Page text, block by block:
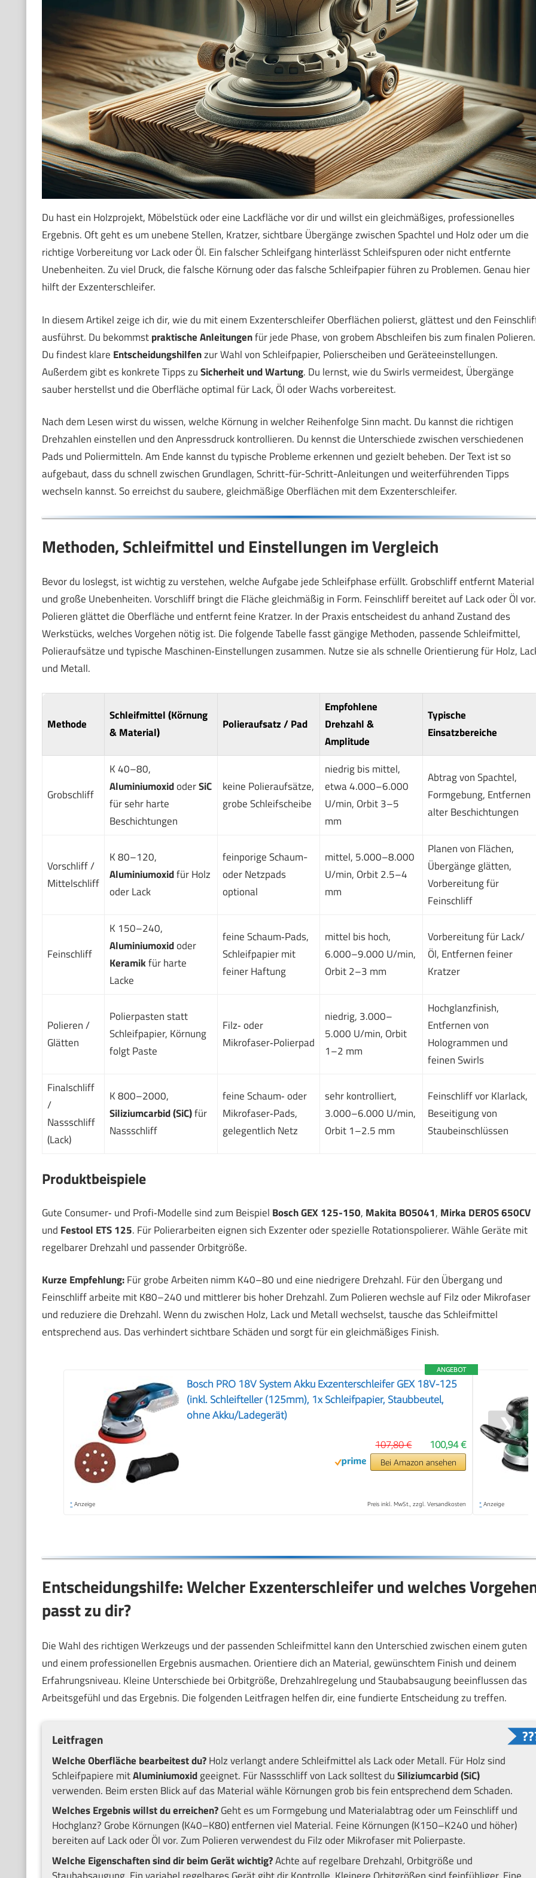
Du hast ein Holzprojekt, Möbelstück oder eine Lackfläche vor dir und willst ein gleichmäßiges, professionelles
Ergebnis. Oft geht es um unebene Stellen, Kratzer, sichtbare Übergänge zwischen Spachtel und Holz oder um die
richtige Vorbereitung vor Lack oder Öl. Ein falscher Schleifgang hinterlässt Schleifspuren oder nicht entfernte
Unebenheiten. Zu viel Druck, die falsche Körnung oder das falsche Schleifpapier führen zu Problemen. Genau hier
hilft der Exzenterschleifer.
In diesem Artikel zeige ich dir, wie du mit einem Exzenterschleifer Oberflächen polierst, glättest und den
ausführst. Du bekommstpraktische Anleitungenfür jede Phase, von grobem Abschleifen bis zum finalen Polieren.
Du findest klare Entscheidungshilfenzur Wahl von Schleifpapier, Polierscheiben und Geräteeinstellungen.
Außerdem gibt es konkrete Tipps zuSicherheit und Wartung. Du lernst, wie du Swirls vermeidest, Übergänge
sauber herstellst und die Oberfläche optimal für Lack, Öl oder Wachs vorbereitest.
Nach dem Lesen wirst du wissen, welche Körnung in welcher Reihenfolge Sinn macht. Du kannst die richtigen
Drehzahlen einstellen und den Anpressdruck kontrollieren. Du kennst die Unterschiede zwischen verschiedenen
Pads und Poliermitteln. Am Ende kannst du typische Probleme erkennen und gezielt beheben. Der Text ist so
aufgebaut, dass du schnell zwischen Grundlagen, Schritt-für-Schritt-Anleitungen und weiterführenden Tipps
wechseln kannst. So erreichst du saubere, gleichmäßige Oberflächen mit dem Exzenterschleifer.
Methoden, Schleifmittel und Einstellungen im Vergleich
Bevor du loslegst, ist wichtig zu verstehen, welche Aufgabe jede Schleifphase erfüllt. Grobschliff entfernt Material
und große Unebenheiten. Vorschliff bringt die Fläche gleichmäßig in Form. Feinschliff bereitet auf Lack oder Öl vor.
Polieren glättet die Oberfläche und entfernt feine Kratzer. In der Praxis entscheidest du anhand Zustand des
Werkstücks, welches Vorgehen nötig ist. Die folgende Tabelle fasst gängige Methoden, passende Schleifmittel,
Polieraufsätze und typische Maschinen‑Einstellungen zusammen. Nutze sie als schnelle Orientierung für Holz,
und Metall.
Methode
Schleifmittel (Körnung
& Material)
Polieraufsatz / Pad
Empfohlene
Drehzahl &
Amplitude
Typische
Einsatzbereiche
Grobschliff
K 40–80,
AluminiumoxidoderSiC
für sehr harte
Beschichtungen
keine Polieraufsätze,
grobe Schleifscheibe
niedrig bis mittel,
etwa 4.000–6.000
U/min, Orbit 3–5
mm
Abtrag von Spachtel,
Formgebung, Entfernen
alter Beschichtungen
Vorschliff /
Mittelschliff
K 80–120,
Aluminiumoxidfür Holz
oder Lack
feinporige Schaum-
oder Netzpads
optional
mittel, 5.000–8.000
U/min, Orbit 2.5–4
mm
Planen von Flächen,
Übergänge glätten,
Vorbereitung für
Feinschliff
Feinschliff
K 150–240,
Aluminiumoxidoder
Keramikfür harte
Lacke
feine Schaum‑Pads,
Schleifpapier mit
feiner Haftung
mittel bis hoch,
6.000–9.000 U/min,
Orbit 2–3 mm
Vorbereitung für Lack/
Öl, Entfernen feiner
Kratzer
Polieren /
Glätten
Polierpasten statt
Schleifpapier, Körnung
folgt Paste
Filz‑ oder
Mikrofaser‑Polierpad
niedrig, 3.000–
5.000 U/min, Orbit
1–2 mm
Hochglanzfinish,
Entfernen von
Hologrammen und
feinen Swirls
Finalschliff
/
Nassschliff
(Lack)
K 800–2000,
Siliziumcarbid (SiC)für
Nassschliff
feine Schaum‑ oder
Mikrofaser‑Pads,
gelegentlich Netz
sehr kontrolliert,
3.000–6.000 U/min,
Orbit 1–2.5 mm
Feinschliff vor Klarlack,
Beseitigung von
Staubeinschlüssen
Produktbeispiele
Gute Consumer‑ und Profi‑Modelle sind zum Beispiel Bosch GEX 125-150, Makita BO5041, Mirka DEROS 650CV
und Festool ETS 125. Für Polierarbeiten eignen sich Exzenter oder spezielle Rotationspolierer. Wähle Geräte mit
regelbarer Drehzahl und passender Orbitgröße.
Kurze Empfehlung:Für grobe Arbeiten nimm K40–80 und eine niedrigere Drehzahl. Für den Übergang und
Feinschliff arbeite mit K80–240 und mittlerer bis hoher Drehzahl. Zum Polieren wechsle auf Filz oder Mikrofaser
und reduziere die Drehzahl. Wenn du zwischen Holz, Lack und Metall wechselst, tausche das Schleifmittel
entsprechend aus. Das verhindert sichtbare Schäden und sorgt für ein gleichmäßiges Finish.
ANGEBOT
Bosch PRO 18V System Akku Exzenterschleifer GEX 18V-125
(inkl. Schleifteller (125mm), 1x Schleifpapier, Staubbeutel,
ohne Akku/Ladegerät)
100,94 €
107,80 €
Bei Amazon ansehen
* Anzeige Preis inkl. MwSt., zzgl. Versandkosten * Anzeige
❯
Entscheidungshilfe: Welcher Exzenterschleifer und welches
passt zu dir?
Die Wahl des richtigen Werkzeugs und der passenden Schleifmittel kann den Unterschied zwischen einem guten
und einem professionellen Ergebnis ausmachen. Orientiere dich an Material, gewünschtem Finish und deinem
Erfahrungsniveau. Kleine Unterschiede bei Orbitgröße, Drehzahlregelung und Staubabsaugung beeinflussen das
Arbeitsgefühl und das Ergebnis. Die folgenden Leitfragen helfen dir, eine fundierte Entscheidung zu treffen.
Leitfragen
Welche Oberfläche bearbeitest du?Holz verlangt andere Schleifmittel als Lack oder Metall. Für Holz sind
Schleifpapiere mitAluminiumoxidgeeignet. Für Nassschliff von Lack solltest duSiliziumcarbid (SiC)
verwenden. Beim ersten Blick auf das Material wähle Körnungen grob bis fein entsprechend dem Schaden.
Welches Ergebnis willst du erreichen?Geht es um Formgebung und Materialabtrag oder um Feinschliff und
Hochglanz? Grobe Körnungen (K40–K80) entfernen viel Material. Feine Körnungen (K150–K240 und höher)
bereiten auf Lack oder Öl vor. Zum Polieren verwendest du Filz oder Mikrofaser mit Polierpaste.
Welche Eigenschaften sind dir beim Gerät wichtig?Achte auf regelbare Drehzahl, Orbitgröße und